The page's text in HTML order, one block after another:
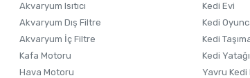
Bu ürüne benzer farklı alternatifler olmalı.
Akvaryum Isıtıcı
Akvaryum Dış Filtre
Akvaryum İç Filtre
Kafa Motoru
Hava Motoru
Kedi Evi
Kedi
Kedi
Kedi Yatağı
Yavru Kedi